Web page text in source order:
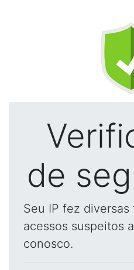
de
Seu IP fez
acessos suspeitos
conosco.